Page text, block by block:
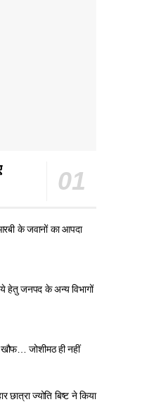
के जवानों का आपदा
जनपद के अन्य विभागों
खौफ… जोशीमठ ही नहीं
छात्रा ज्योति बिष्ट ने किया